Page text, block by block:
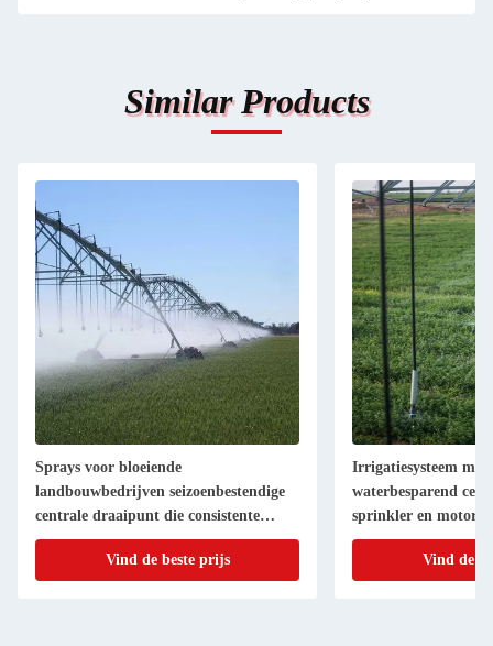
Similar Products
Sprays voor bloeiende
landbouwbedrijven seizoenbestendige
centrale draaipunt die consistente
prestaties levert
Vind de beste prijs
Irrigatiesysteem
waterbesparend
sprinkler en motor
Vind de